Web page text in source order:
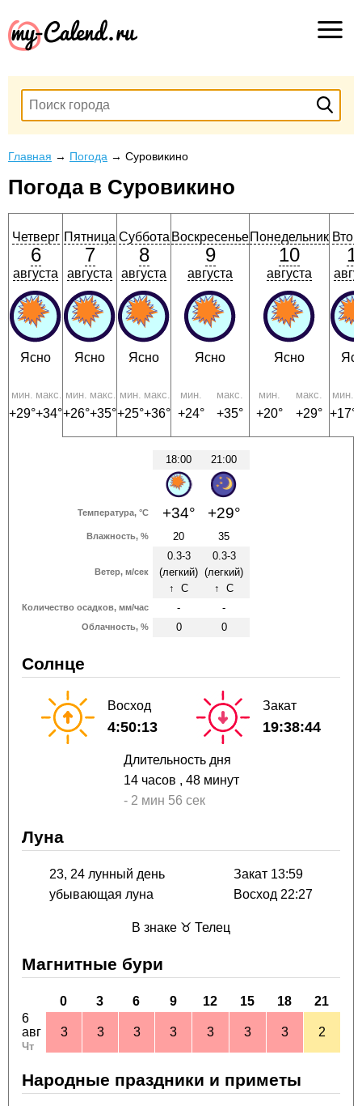
Главная → Погода → Суровикино
Погода в Суровикино
Четверг
6
августа
Ясно
мин.
+29°
макс.
+34°
Пятница
7
августа
Ясно
мин.
+26°
макс.
+35°
Суббота
8
августа
Ясно
мин.
+25°
макс.
+36°
Воскресенье
9
августа
Ясно
мин.
+24°
макс.
+35°
Понедельник
10
августа
Ясно
мин.
+20°
макс.
+29°
мин.
+17°
18:00 21:00
Температура, °C +34° +29°
Влажность, % 20 35
Ветер, м/сек
0.3-3
(легкий)
↑
С
0.3-3
(легкий)
↑
С
Количество осадков, мм/час - -
Облачность, % 0 0
Солнце
Восход
4:50:13
Закат
19:38:44
Длительность дня
14 часов , 48 минут
- 2 мин 56 сек
Луна
23, 24 лунный день
убывающая луна
Закат 13:59
Восход 22:27
В знаке ♉ Телец
Магнитные бури
0 3 6 9 12 15 18
21
6
авг
Чт
3 3 3 3 3 3 3 2
Народные праздники и приметы